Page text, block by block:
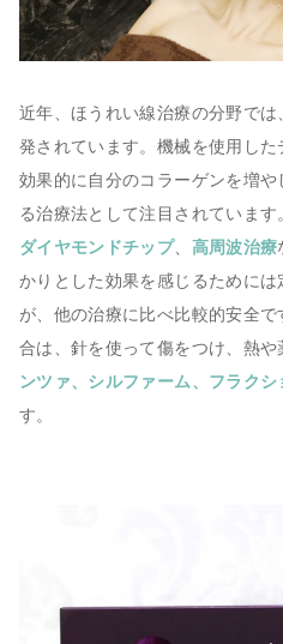
近年、ほうれい線治療の分野では
発されています。機械を使用した
効果的に自分のコラーゲンを増
る治療法として注目されています
ダイヤモンドチップ、 高周波治療
かりとした効果を感じるために
が、他の治療に比べ比較的安全
合は、針を使って傷をつけ、熱
ンツァ、シルファーム、フラク
す。